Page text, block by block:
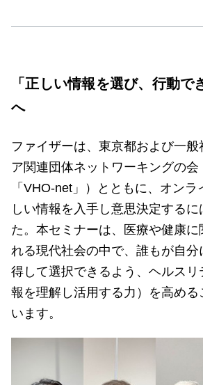
「正しい情報を選び、行動で
へ
ファイザーは、東京都および一
ア関連団体ネットワーキングの
「VHO-net」）とともに、オン
しい情報を入手し意思決定するに
た。本セミナーは、医療や健康
れる現代社会の中で、誰もが自分
得して選択できるよう、ヘルス
報を理解し活用する力）を高める
います。